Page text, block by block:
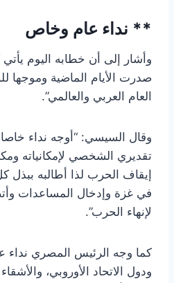
** نداء عام وخاص
وأشار إلى أن خطابه اليوم
صدرت الأيام الماضية وموجها
العام العربي والعالمي”.
وقال السيسي: “أوجه نداء
تقديري الشخصي لإمكانياته
إيقاف الحرب لذا أطالبه
في غزة وإدخال المساعدات
لإنهاء الحرب”.
كما وجه الرئيس المصري نداء
ودول الاتحاد الأوروبي،